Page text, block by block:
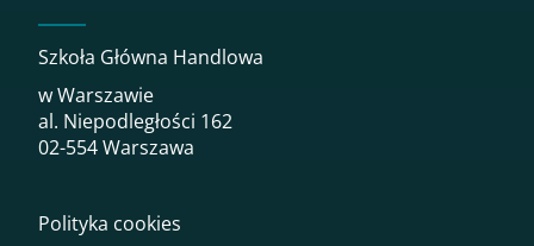
Szkoła Główna Handlowa
w Warszawie
al. Niepodległości 162
02-554 Warszawa
Polityka cookies